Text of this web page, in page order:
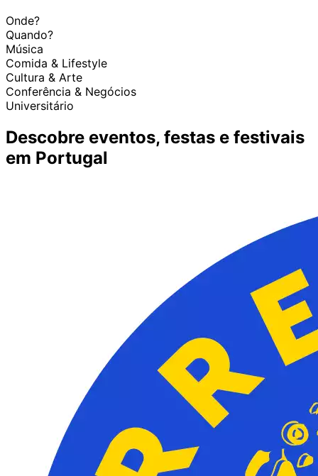
Onde?
Quando?
Música
Comida & Lifestyle
Cultura & Arte
Conferência & Negócios
Universitário
Descobre eventos, festas e festivais
em Portugal